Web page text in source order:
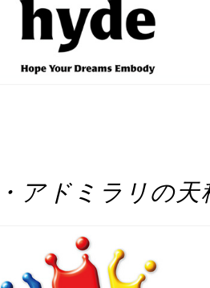
アドミラリの